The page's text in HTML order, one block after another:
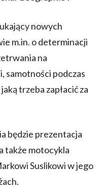
nowych
m.in. o determinacji
na
samotności podczas
trzeba zapłacić za
będzie prezentacja
także motocykla
Suslikowi w jego